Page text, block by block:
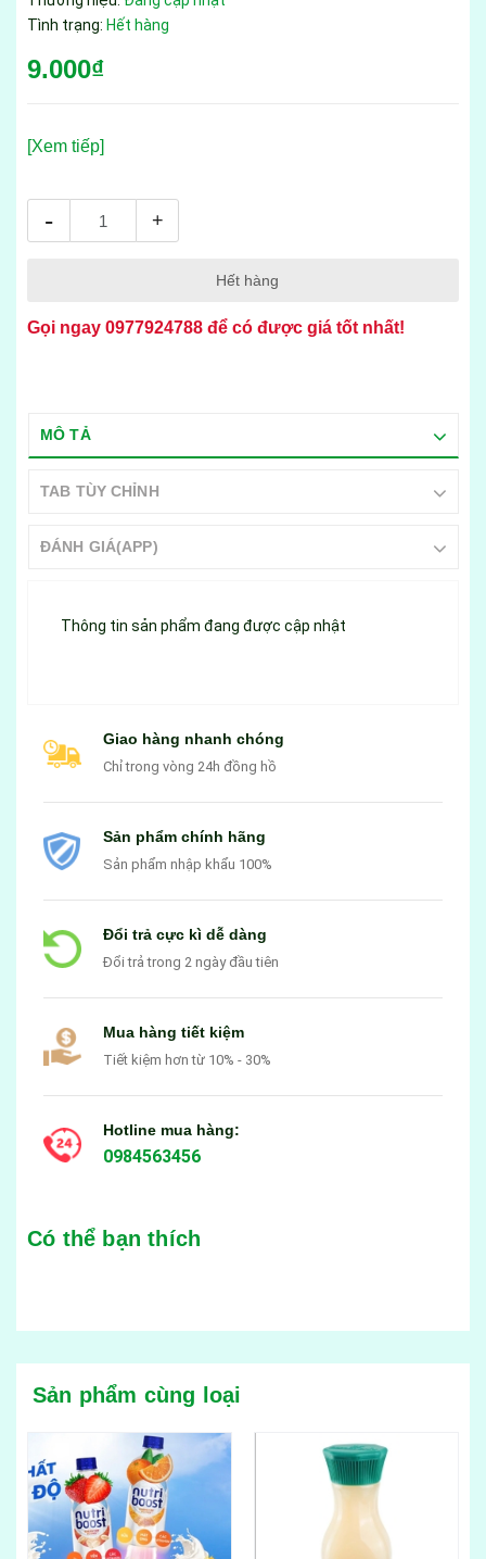
Tình trạng: Hết hàng
9.000₫
[Xem tiếp]
- +
Hết hàng
Gọi ngay 0977924788 để có được giá tốt nhất!
MÔ TẢ
TAB TÙY CHỈNH
ĐÁNH GIÁ(APP)
Thông tin sản phẩm đang được cập nhật
Giao hàng nhanh chóng
Chỉ trong vòng 24h đồng hồ
Sản phẩm chính hãng
Sản phẩm nhập khẩu 100%
Đổi trả cực kì dễ dàng
Đổi trả trong 2 ngày đầu tiên
Mua hàng tiết kiệm
Tiết kiệm hơn từ 10% - 30%
Hotline mua hàng:
0984563456
Có thể bạn thích
Sản phẩm cùng loại